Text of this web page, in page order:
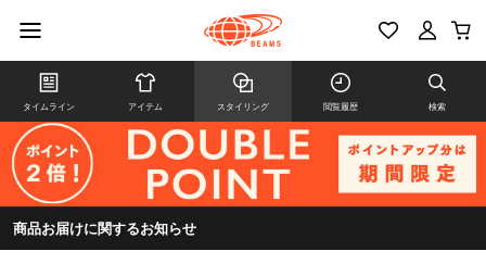
タイムライン アイテム スタイリング 閲覧履歴 検索
商品お届けに関するお知らせ